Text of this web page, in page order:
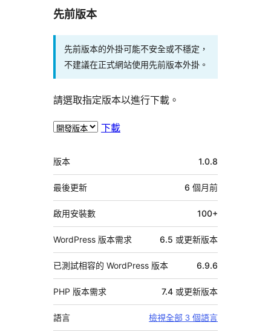
先前版本
先前版本的外掛可能不安全或不穩定，
不建議在正式網站使用先前版本外掛。
請選取指定版本以進行下載。
下載
中
繼
資
料
版本 1.0.8
最後更新 6 個月前
啟用安裝數 100+
WordPress 版本需求 6.5 或更新版本
已測試相容的 WordPress 版本 6.9.6
PHP 版本需求 7.4 或更新版本
語言 檢視全部 3 個語言